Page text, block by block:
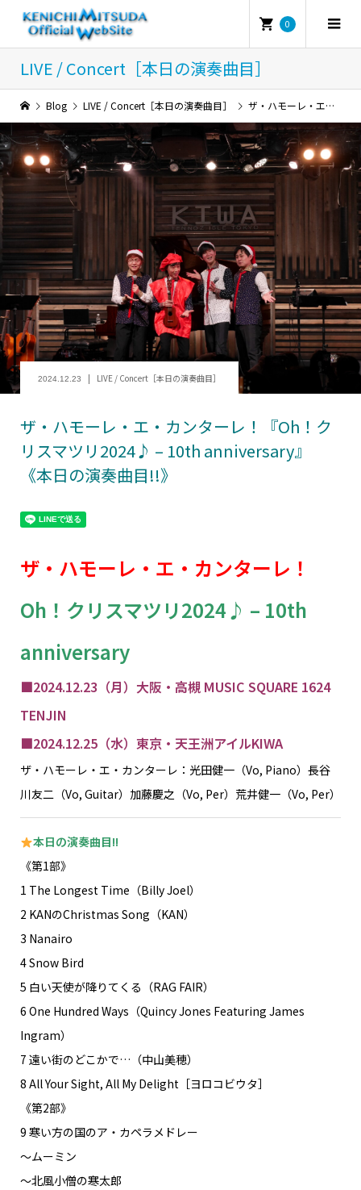
0
LIVE / Concert［本日の演奏曲目］
Blog LIVE / Concert［本日の演奏曲目］ ザ・ハモーレ・エ・カンターレ！『Oh！クリスマツリ2024♪ – 10th anniversary』 《本日の演奏曲目!!》
2024.12.23 LIVE / Concert［本日の演奏曲目］
ザ・ハモーレ・エ・カンターレ！『Oh！ク
リスマツリ2024♪ – 10th anniversary』
《本日の演奏曲目!!》
ザ・ハモーレ・エ・カンターレ！
Oh！クリスマツリ2024♪ – 10th
anniversary
■2024.12.23（月）大阪・高槻 MUSIC SQUARE 1624
TENJIN
■2024.12.25（水）東京・天王洲アイルKIWA
ザ・ハモーレ・エ・カンターレ：光田健一（Vo, Piano）長谷
川友二（Vo, Guitar）加藤慶之（Vo, Per）荒井健一（Vo, Per）
本日の演奏曲目!!
《第1部》
1 The Longest Time（Billy Joel）
2 KANのChristmas Song（KAN）
3 Nanairo
4 Snow Bird
5 白い天使が降りてくる（RAG FAIR）
6 One Hundred Ways（Quincy Jones Featuring James
Ingram）
7 遠い街のどこかで…（中山美穂）
8 All Your Sight, All My Delight［ヨロコビウタ］
《第2部》
9 寒い方の国のア・カペラメドレー
〜ムーミン
〜北風小僧の寒太郎